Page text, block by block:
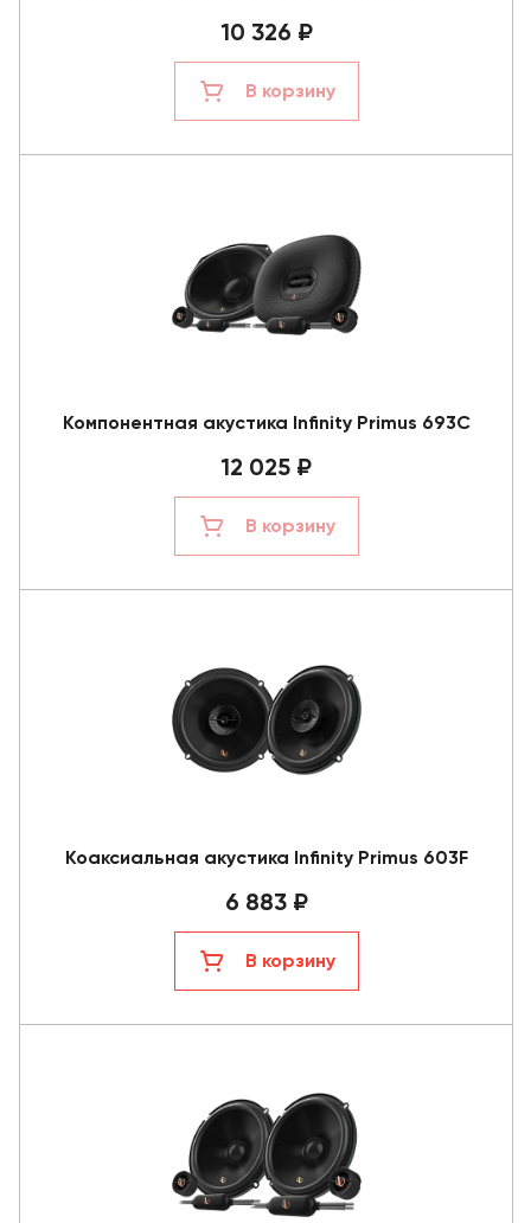
10 326 ₽
В корзину
Компонентная акустика Infinity Primus 693C
12 025 ₽
В корзину
Коаксиальная акустика Infinity Primus 603F
6 883 ₽
В корзину